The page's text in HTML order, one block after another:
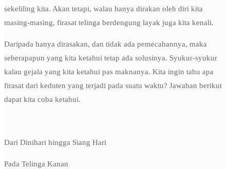
sekeliling kita. Akan tetapi, walau hanya dirakan oleh diri kita
masing-masing, firasat telinga berdengung layak juga kita kenali.
Daripada hanya dirasakan, dan tidak ada pemecahannya, maka
seberapapun yang kita ketahui tetap ada solusinya. Syukur-syukur
kalau gejala yang kita ketahui pas maknanya. Kita ingin tahu apa
firasat dari keduten yang terjadi pada suatu waktu? Jawaban berikut
dapat kita coba ketahui.
Dari Dinihari hingga Siang Hari
Pada Telinga Kanan